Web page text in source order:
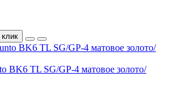
BK6 TL SG/GP-4 матовое золото/